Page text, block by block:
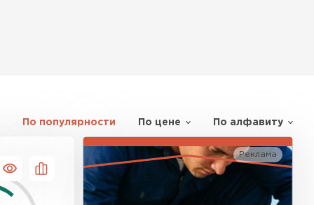
По популярности По цене По алфавиту
Реклама